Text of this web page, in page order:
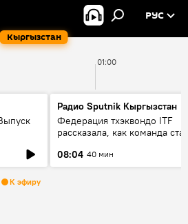
Кыргызстан
РУС
01:00
Радио Sputnik Кыргызстан
Федерация тхэквондо ITF
рассказала, как команда
08:04 40 мин
К эфиру